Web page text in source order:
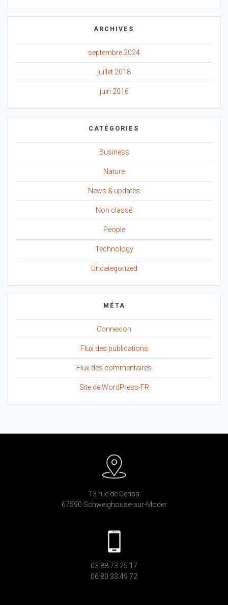
ARCHIVES
septembre 2024
juillet 2018
juin 2016
CATÉGORIES
Business
Nature
News & updates
Non classé
People
Technology
Uncategorized
MÉTA
Connexion
Flux des publications
Flux des commentaires
Site de WordPress-FR
13 rue de Cenpa
67590 Schweighouse-sur-Moder
03 88 73 25 17
06 80 33 49 72